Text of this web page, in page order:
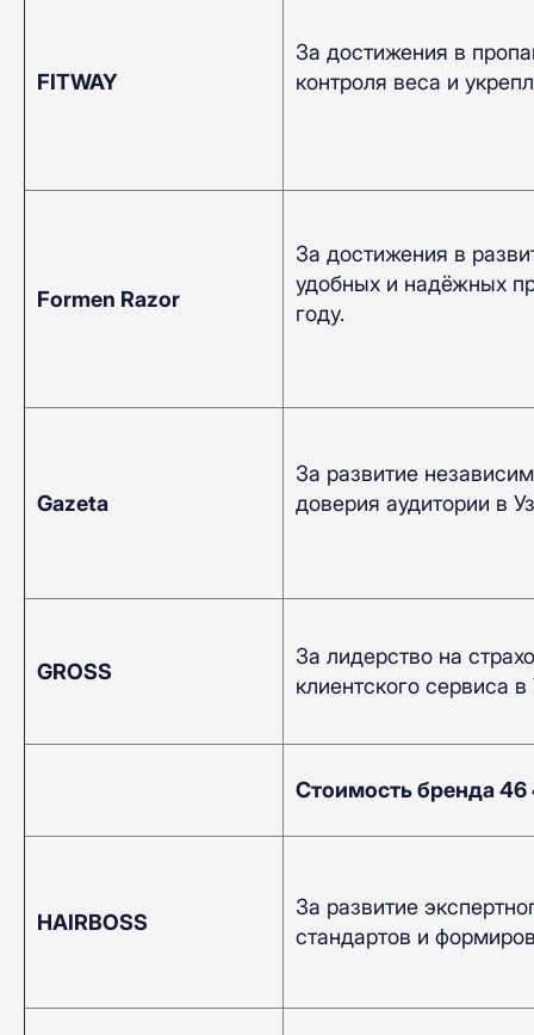
FITWAY
За достижения в
контроля веса и
Formen Razor
За достижения в
удобных и надёжных
году.
Gazeta
За развитие
доверия аудитории в
GROSS
За лидерство на
клиентского сервиса
Стоимость бренда
HAIRBOSS
За развитие
стандартов и